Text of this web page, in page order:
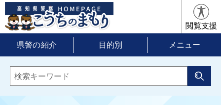
閲覧支援
県警の紹介 目的別 メニュー